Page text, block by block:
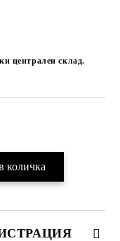
централен склад.